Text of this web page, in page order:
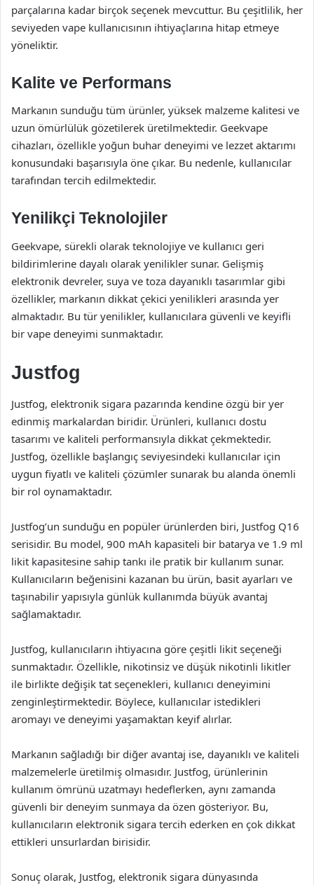
parçalarına kadar birçok seçenek mevcuttur. Bu çeşitlilik, her
seviyeden vape kullanıcısının ihtiyaçlarına hitap etmeye
yöneliktir.
Kalite ve Performans
Markanın sunduğu tüm ürünler, yüksek malzeme kalitesi ve
uzun ömürlülük gözetilerek üretilmektedir. Geekvape
cihazları, özellikle yoğun buhar deneyimi ve lezzet aktarımı
konusundaki başarısıyla öne çıkar. Bu nedenle, kullanıcılar
tarafından tercih edilmektedir.
Yenilikçi Teknolojiler
Geekvape, sürekli olarak teknolojiye ve kullanıcı geri
bildirimlerine dayalı olarak yenilikler sunar. Gelişmiş
elektronik devreler, suya ve toza dayanıklı tasarımlar gibi
özellikler, markanın dikkat çekici yenilikleri arasında yer
almaktadır. Bu tür yenilikler, kullanıcılara güvenli ve keyifli
bir vape deneyimi sunmaktadır.
Justfog
Justfog, elektronik sigara pazarında kendine özgü bir yer
edinmiş markalardan biridir. Ürünleri, kullanıcı dostu
tasarımı ve kaliteli performansıyla dikkat çekmektedir.
Justfog, özellikle başlangıç seviyesindeki kullanıcılar için
uygun fiyatlı ve kaliteli çözümler sunarak bu alanda önemli
bir rol oynamaktadır.
Justfog’un sunduğu en popüler ürünlerden biri, Justfog Q16
serisidir. Bu model, 900 mAh kapasiteli bir batarya ve 1.9 ml
likit kapasitesine sahip tankı ile pratik bir kullanım sunar.
Kullanıcıların beğenisini kazanan bu ürün, basit ayarları ve
taşınabilir yapısıyla günlük kullanımda büyük avantaj
sağlamaktadır.
Justfog, kullanıcıların ihtiyacına göre çeşitli likit seçeneği
sunmaktadır. Özellikle, nikotinsiz ve düşük nikotinli likitler
ile birlikte değişik tat seçenekleri, kullanıcı deneyimini
zenginleştirmektedir. Böylece, kullanıcılar istedikleri
aromayı ve deneyimi yaşamaktan keyif alırlar.
Markanın sağladığı bir diğer avantaj ise, dayanıklı ve kaliteli
malzemelerle üretilmiş olmasıdır. Justfog, ürünlerinin
kullanım ömrünü uzatmayı hedeflerken, aynı zamanda
güvenli bir deneyim sunmaya da özen gösteriyor. Bu,
kullanıcıların elektronik sigara tercih ederken en çok dikkat
ettikleri unsurlardan birisidir.
Sonuç olarak, Justfog, elektronik sigara dünyasında